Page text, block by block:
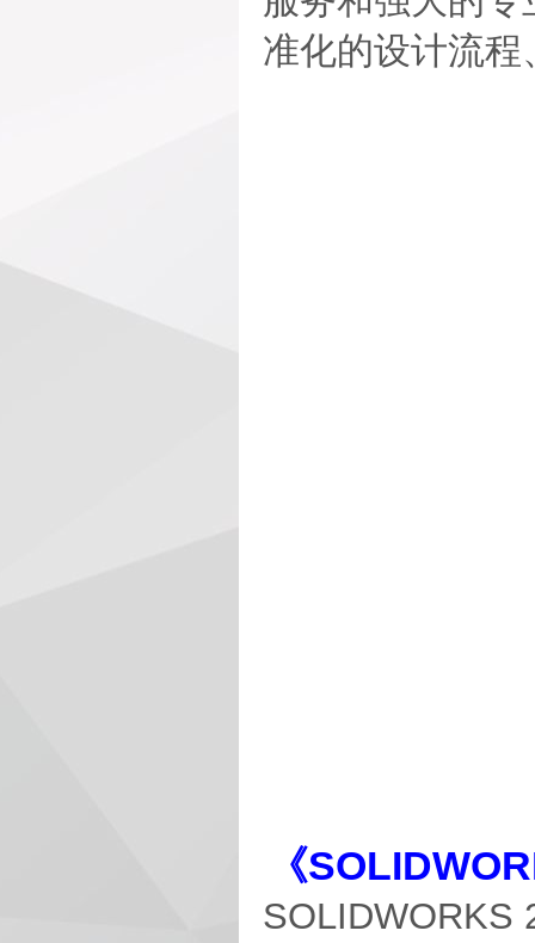
准化的设计流
《
SOLIDWORKS